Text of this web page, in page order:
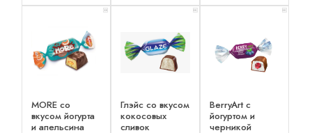
x 2
MORE со
вкусом йогурта
и апельсина
x 2
Глэйс со вкусом
кокосовых
сливок
x 2
BerryArt c
йогуртом и
черникой